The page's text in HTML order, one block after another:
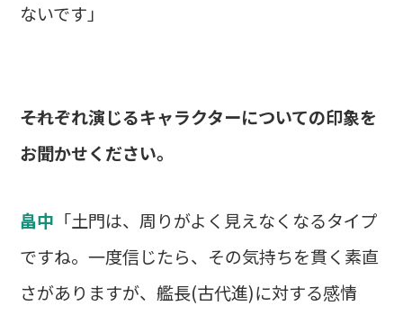
ないです」
――それぞれ演じるキャラクターについての印象を
お聞かせください。
畠中 「土門は、周りがよく見えなくなるタイプ
ですね。一度信じたら、その気持ちを貫く素直
さがありますが、艦長(古代進)に対する感情